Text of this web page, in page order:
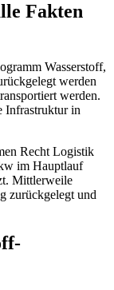
Fakten
Wasserstoff,
werden
werden.
Infrastruktur in
Recht Logistik
im Hauptlauf
Mittlerweile
zurückgelegt und